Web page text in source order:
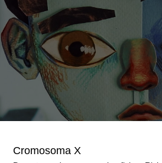
Cromosoma X